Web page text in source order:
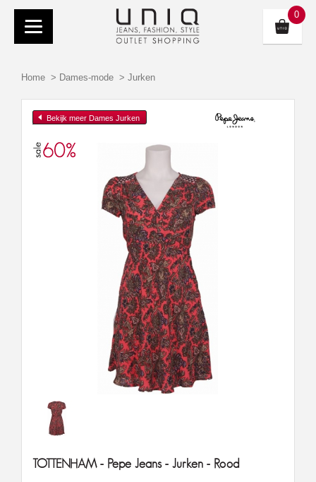
0
Home > Dames-mode > Jurken
Bekijk meer Dames Jurken
TOTTENHAM - Pepe Jeans - Jurken - Rood